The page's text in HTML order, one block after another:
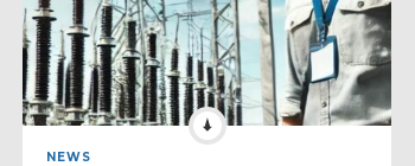
NEWS